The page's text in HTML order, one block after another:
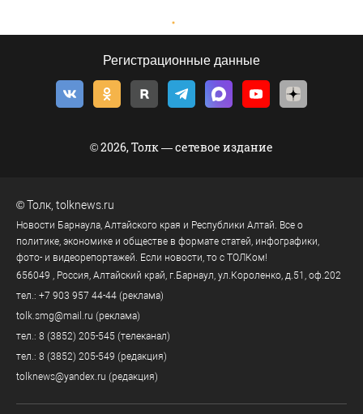
Регистрационные данные
© 2026, Толк — сетевое издание
©Толк tolknews.ru
Новости Барнаула, Алтайского края и Республики Алтай. Все о
политике, экономике и обществе в формате статей, инфографики,
фото- и видеорепортажей. Если новости, то с ТОЛКом!
656049 , Россия, Алтайский край, г.Барнаул, ул.Короленко, д.51, оф.202
тел.: +7 903 957 44-44 (реклама)
tolk.smg@mail.ru (реклама)
тел.: 8 (3852) 205-545 (телеканал)
тел.: 8 (3852) 205-549 (редакция)
tolknews@yandex.ru (редакция)